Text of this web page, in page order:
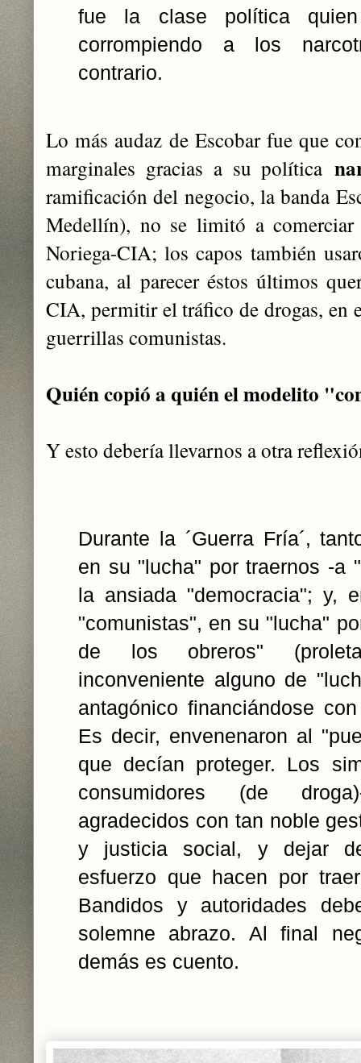
fue la clase política
corrompiendo a los
contrario.
Lo más audaz de Escobar fue que
marginales gracias a su política
ramificación del negocio, la banda
Medellín), no se limitó a comerciar
Noriega-CIA; los capos también
cubana, al parecer éstos últimos
CIA, permitir el tráfico de drogas, en
guerrillas comunistas.
Quién copió a quién el modelito
Yesto debería llevarnos a otra
Durante la ´Guerra Fría´,
en su "lucha" por traernos -a
la ansiada "democracia"; y,
"comunistas", en su "lucha"
de los obreros"
inconveniente alguno de
antagónico financiándose
Es decir, envenenaron al
que decían proteger. Los
consumidores (de
agradecidos con tan noble
y justicia social, y dejar
esfuerzo que hacen por
Bandidos y autoridades
solemne abrazo. Al final
demás es cuento.